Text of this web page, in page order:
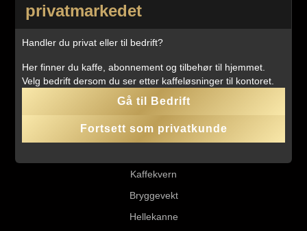
Kaffemaskiner og bryggerutstyr
Kaffemaskiner
Jura Ena 4
Jura E6
Kaffekvern
Bryggevekt
Hellekanne
privatmarkedet
Handler du privat eller til bedrift?
Her finner du kaffe, abonnement og tilbehør til hjemmet.
Velg bedrift dersom du ser etter kaffeløsninger til kontoret.
Gå til Bedrift
Fortsett som privatkunde